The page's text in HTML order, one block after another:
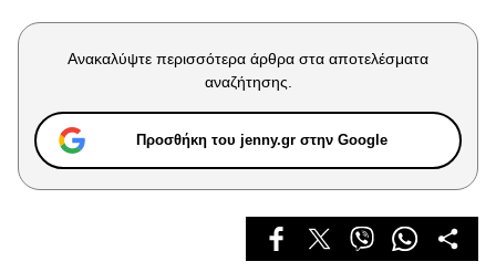
Πρόσωπα
Celebrities
Who
True Stories
Ask the Guru
Ανακαλύψτε περισσότερα άρθρα στα αποτελέσματα
αναζήτησης.
Προσθήκη του jenny.gr στην Google